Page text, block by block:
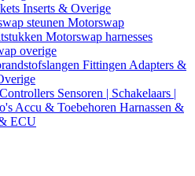
Inserts & Overige
steunen Motorswap
Motorswap harnesses
overige
Fittingen Adapters &
Sensoren | Schakelaars |
Accu & Toebehoren Harnassen &
ECU